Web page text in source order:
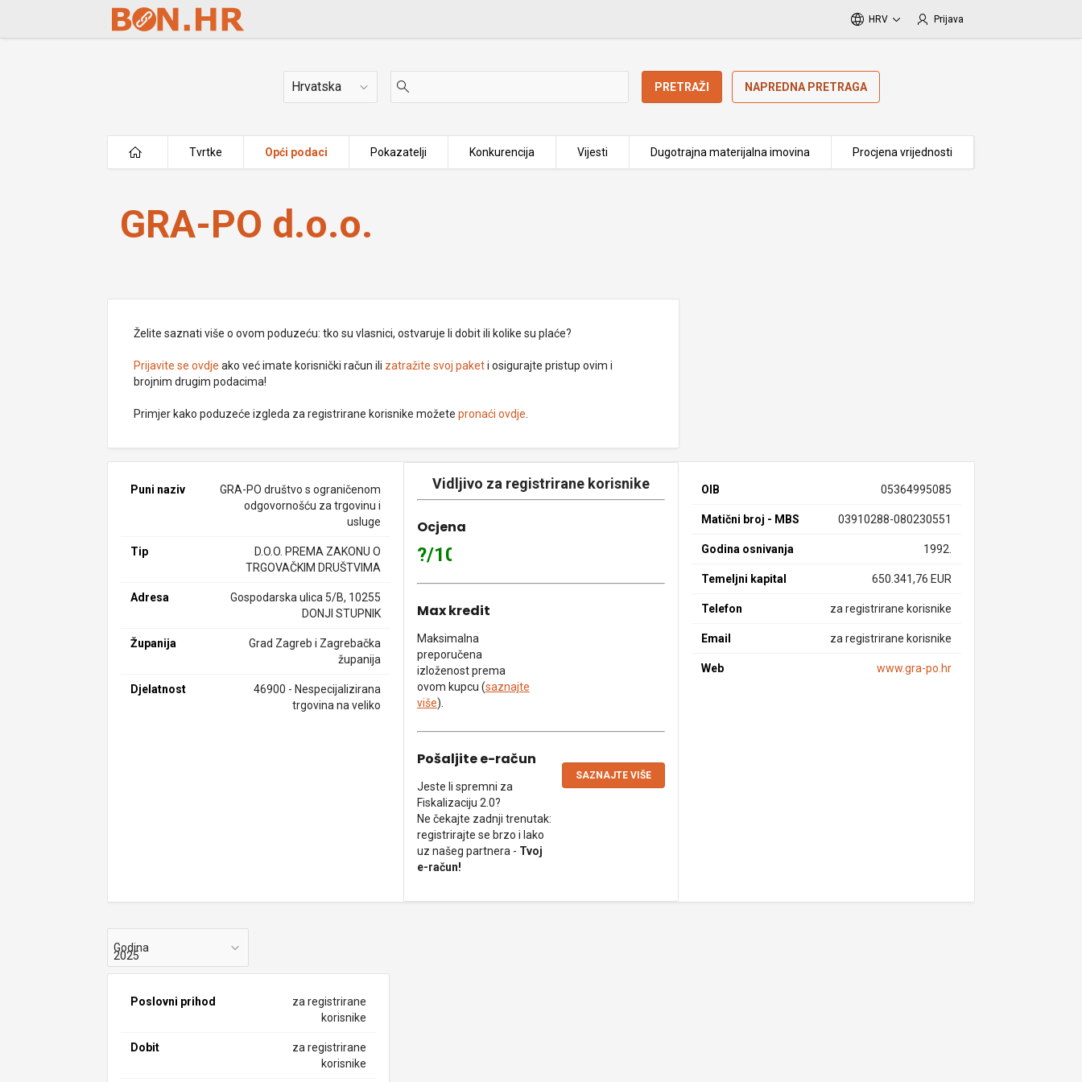
Skip to Main Content
HRV Prijava
Država PRETRAŽI NAPREDNA PRETRAGA
Tvrtke Opći podaci Pokazatelji Konkurencija Vijesti Dugotrajna materijalna imovina Procjena vrijednosti
GRA-PO d.o.o.
GRA-PO d.o.o.
Želite saznati više o ovom poduzeću: tko su vlasnici, ostvaruje li dobit ili kolike su plaće?
Prijavite se ovdje ako već imate korisnički račun ili zatražite svoj paketi osigurajte pristup ovim i
brojnim drugim podacima!
Primjer kako poduzeće izgleda za registrirane korisnike možetepronaći ovdje
Puni naziv
GRA-PO društvo s ograničenom
odgovornošću za trgovinu i
usluge
Tip
D.O.O. PREMA ZAKONU O
TRGOVAČKIM DRUŠTVIMA
Adresa
Gospodarska ulica 5/B, 10255
DONJI STUPNIK
Županija
Grad Zagreb i Zagrebačka
županija
Djelatnost
46900 - Nespecijalizirana
trgovina na veliko
Vidljivo za registrirane korisnike
Ocjena
?/10
Max kredit
Maksimalna
preporučena
izloženost prema
ovom kupcu (saznajte
više).
Pošaljite e-račun
Jeste li spremni za
Fiskalizaciju 2.0?
Ne čekajte zadnji trenutak:
registrirajte se brzo i lako
uz našeg partnera - Tvoj
e-račun!
SAZNAJTE VIŠE
OIB 05364995085
Matični broj - MBS 03910288-080230551
Godina osnivanja 1992.
Temeljni kapital 650.341,76 EUR
Telefon za registrirane korisnike
Email za registrirane korisnike
Web www.gra-po.hr
Godina
Poslovni prihod
za registrirane
korisnike
Dobit
za registrirane
korisnike